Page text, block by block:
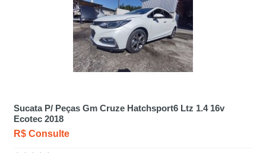
Sucata P/ Peças Gm Cruze Hatchsport6 Ltz 1.4 16v
Ecotec 2018
R$ Consulte